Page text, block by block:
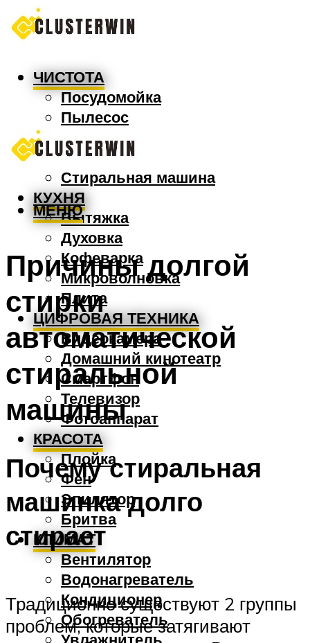
ЧИСТОТА
Посудомойка
Пылесос
Утюг
Швабра
Стиральная машина
КУХНЯ
Вытяжка
Духовка
Кофеварка
Микроволновка
Плита
ЦИФРОВАЯ ТЕХНИКА
Видеокамера
Домашний кинотеатр
Смартфон
Телевизор
Фотоаппарат
КРАСОТА
Плойка
Фен
Эпилятор
Бритва
КЛИМАТ
Вентилятор
Водонагреватель
Кондиционер
Обогреватель
МЕНЮ
Причины долгой
стирки
автоматической
стиральной
машины
Почему стиральная
машинка долго
стирает
Традиционно существуют 2 группы
проблем, которые затягивают